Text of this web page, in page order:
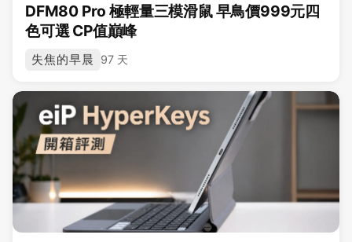
DFM80 Pro 極輕量三模滑鼠 早鳥價999元四
色可選 CP值巔峰
失焦的早晨 97 天